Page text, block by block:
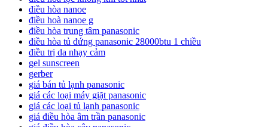
điều hòa nanoe
điều hoà nanoe g
điều hòa trung tâm panasonic
điều hòa tủ đứng panasonic 28000btu 1 chiều
điều trị da nhạy cảm
gel sunscreen
gerber
giá bán tủ lạnh panasonic
giá các loại máy giặt panasonic
giá các loại tủ lạnh panasonic
giá điều hòa âm trần panasonic